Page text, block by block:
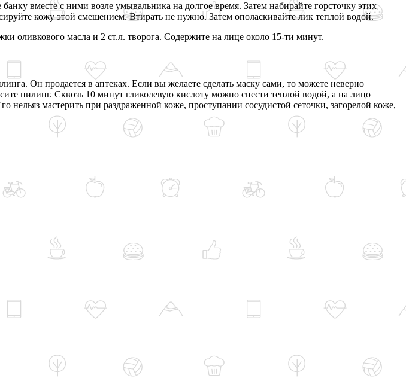
вместе с ними возле умывальника на долгое время. Затем набирайте горсточку этих
кожу этой смешением. Втирать не нужно. Затем ополаскивайте лик теплой водой.
оливкового масла и 2 ст.л. творога. Содержите на лице около 15-ти минут.
Он продается в аптеках. Если вы желаете сделать маску сами, то можете неверно
пилинг. Сквозь 10 минут гликолевую кислоту можно снести теплой водой, а на лицо
мастерить при раздраженной коже, проступании сосудистой сеточки, загорелой коже,